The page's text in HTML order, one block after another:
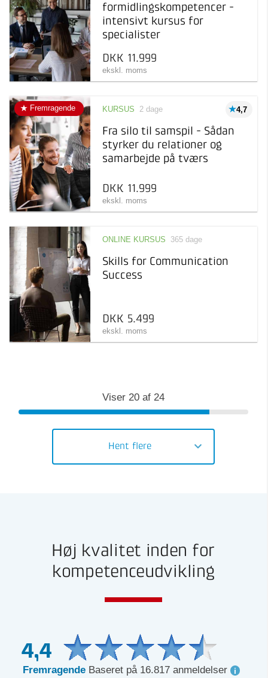
formidlingskompetencer -
intensivt kursus for
specialister
DKK 11.999
ekskl. moms
Fremragende 4,7
KURSUS 2 dage
Fra silo til samspil - Sådan
styrker du relationer og
samarbejde på tværs
DKK 11.999
ekskl. moms
ONLINE KURSUS 365 dage
Skills for Communication
Success
DKK 5.499
ekskl. moms
Viser 20 af 24
Hent flere
Høj kvalitet inden for
kompetenceudvikling
4,4
Fremragende Baseret på 16.817 anmeldelser